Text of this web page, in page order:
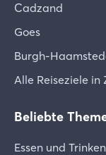
Cadzand
Goes
Burgh-
Alle Reiseziele in
Beliebte
Essen und